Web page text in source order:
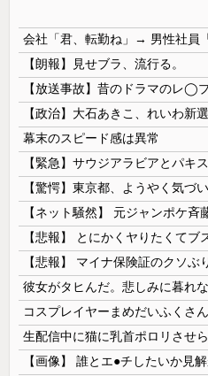
【朗報】見せブラ、流行る。
幕末のスピード感は異常
【驚愕】東京都、ようやく気づ
コスプレイヤーまめだいふくさ
【画像】 誰とエ●チしたいか見